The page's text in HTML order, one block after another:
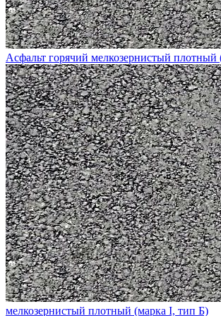
Асфальт горячий мелкозернистый
мелкозернистый плотный (марка I, тип Б)